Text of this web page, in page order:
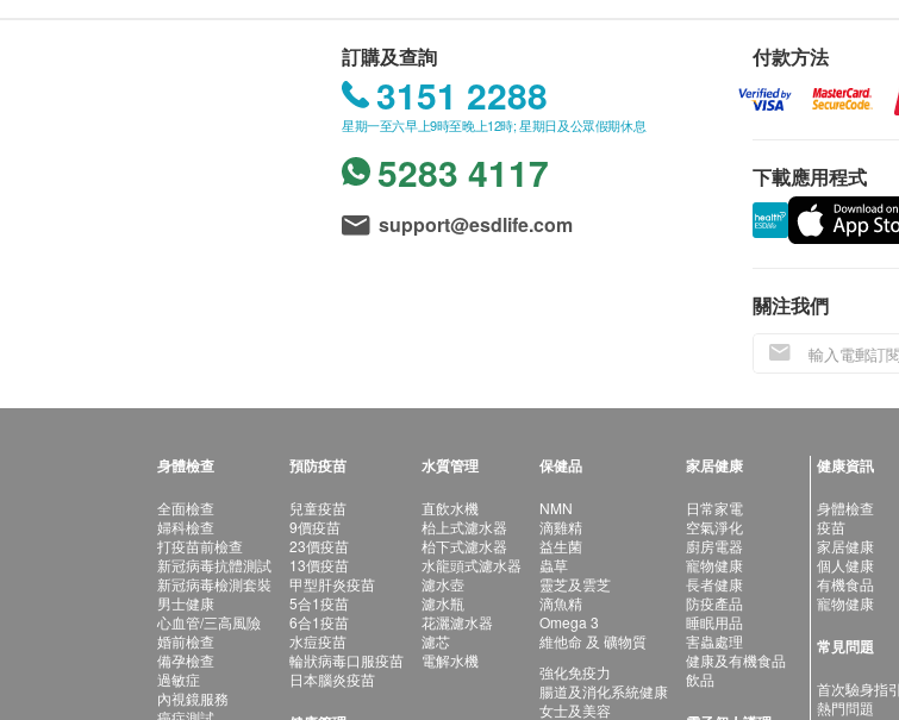
訂購及查詢
3151 2288
星期一至六早上9時至晚上12時; 星期日及公眾假期休息
5283 4117
support@esdlife.com
付款方法
下載應用程式
關注我們
身體檢查
全面檢查
婦科檢查
打疫苗前檢查
新冠病毒抗體測試
新冠病毒檢測套裝
男士健康
心血管/三高風險
婚前檢查
備孕檢查
過敏症
內視鏡服務
預防疫苗
兒童疫苗
9價疫苗
23價疫苗
13價疫苗
甲型肝炎疫苗
5合1疫苗
6合1疫苗
水痘疫苗
輪狀病毒口服疫苗
日本腦炎疫苗
水質管理
直飲水機
枱上式濾水器
枱下式濾水器
水龍頭式濾水器
濾水壺
濾水瓶
花灑濾水器
濾芯
電解水機
保健品
NMN
滴雞精
益生菌
蟲草
靈芝及雲芝
滴魚精
Omega 3
維他命 及 礦物質
強化免疫力
腸道及消化系統健康
女士及美容
家居健康
日常家電
空氣淨化
廚房電器
寵物健康
長者健康
防疫產品
睡眠用品
害蟲處理
健康及有機食品
飲品
健康資訊
身體檢查
疫苗
家居健康
個人健康
有機食品
寵物健康
常見問題
首次驗身指引
熱門問題